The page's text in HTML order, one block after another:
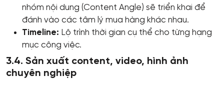
nhóm nội dung (Content Angle) sẽ triển khai để
đánh vào các tâm lý mua hàng khác nhau.
Timeline: Lộ trình thời gian cụ thể cho từng hạng
mục công việc.
3.4. Sản xuất content, video, hình ảnh
chuyên nghiệp